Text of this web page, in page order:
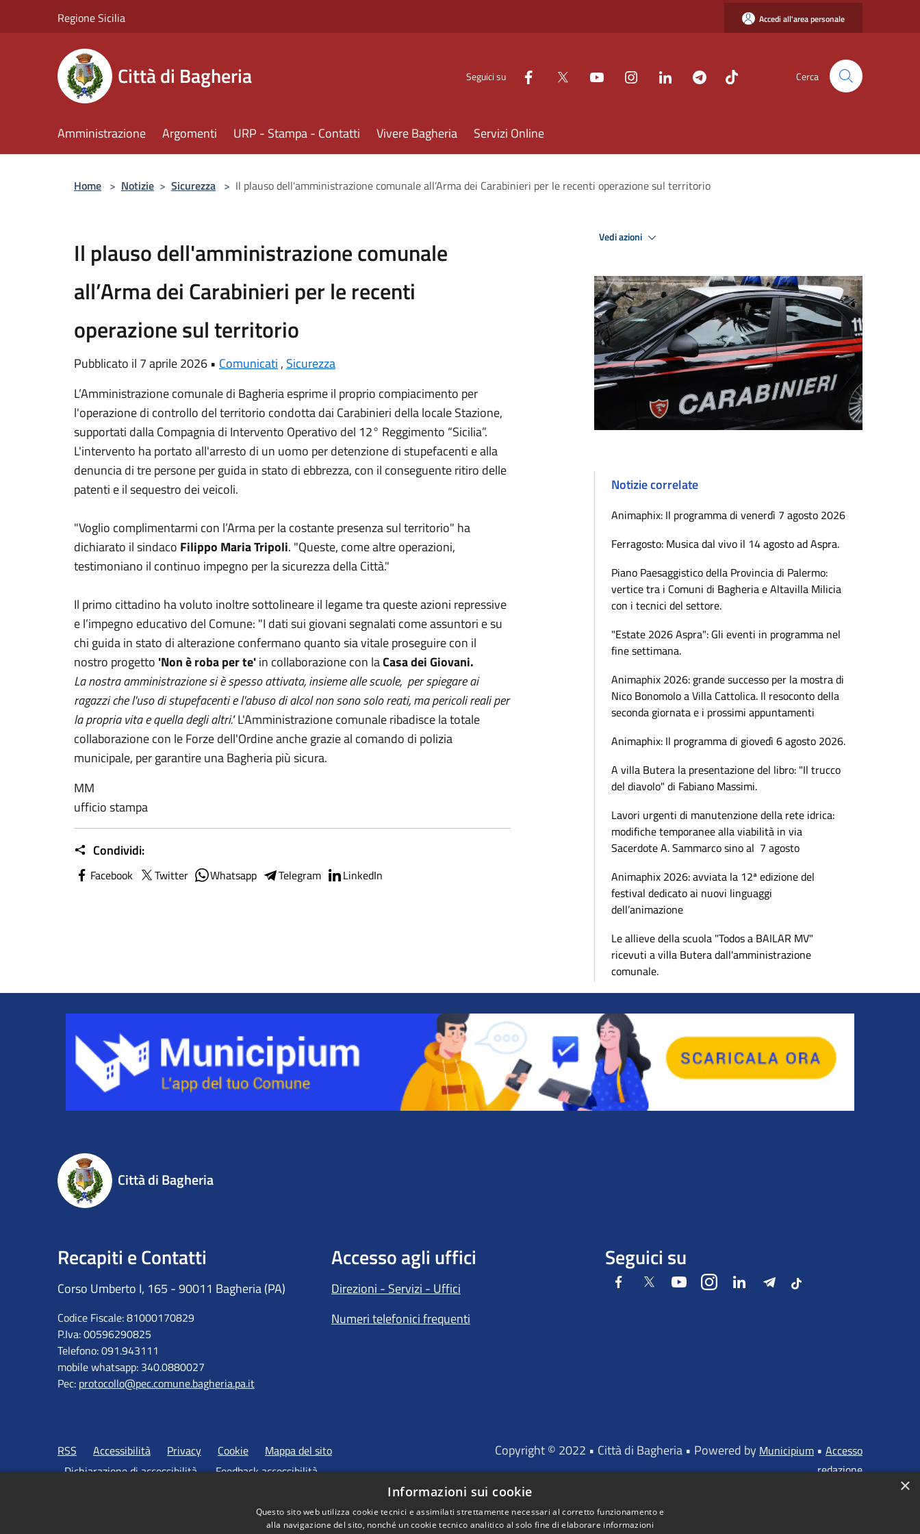
Regione Sicilia Accedi all'area personale
Città di Bagheria Seguici su Cerca
Amministrazione Argomenti URP - Stampa - Contatti Vivere Bagheria Servizi Online
Home > Notizie > Sicurezza > Il plauso dell'amministrazione comunale all’Arma dei Carabinieri per le recenti operazione sul territorio
Il plauso dell'amministrazione comunale
all’Arma dei Carabinieri per le recenti
operazione sul territorio
Pubblicato il 7 aprile 2026 • Comunicati , Sicurezza
L’Amministrazione comunale di Bagheria esprime il proprio compiacimento per
l'operazione di controllo del territorio condotta dai Carabinieri della locale Stazione,
supportati dalla Compagnia di Intervento Operativo del 12° Reggimento “Sicilia”.
L'intervento ha portato all'arresto di un uomo per detenzione di stupefacenti e alla
denuncia di tre persone per guida in stato di ebbrezza, con il conseguente ritiro delle
patenti e il sequestro dei veicoli.
"Voglio complimentarmi con l’Arma per la costante presenza sul territorio" ha
dichiarato il sindaco Filippo Maria Tripoli. "Queste, come altre operazioni,
testimoniano il continuo impegno per la sicurezza della Città."
Il primo cittadino ha voluto inoltre sottolineare il legame tra queste azioni repressive
e l’impegno educativo del Comune: "I dati sui giovani segnalati come assuntori e su
chi guida in stato di alterazione confermano quanto sia vitale proseguire con il
nostro progetto 'Non è roba per te'in collaborazione con laCasa dei Giovani.
La nostra amministrazione si è spesso attivata, insieme alle scuole, per spiegare ai
ragazzi che l'uso di stupefacenti e l'abuso di alcol non sono solo reati, ma pericoli reali per
la propria vita e quella degli altri."L'Amministrazione comunale ribadisce la totale
collaborazione con le Forze dell'Ordine anche grazie al comando di polizia
municipale, per garantire una Bagheria più sicura.
MM
ufficio stampa
Condividi:
Facebook Twitter Whatsapp Telegram LinkedIn
Vedi azioni
Notizie correlate
Animaphix: Il programma di venerdì 7 agosto 2026
Ferragosto: Musica dal vivo il 14 agosto ad Aspra.
Piano Paesaggistico della Provincia di Palermo:
vertice tra i Comuni di Bagheria e Altavilla Milicia
con i tecnici del settore.
"Estate 2026 Aspra": Gli eventi in programma nel
fine settimana.
Animaphix 2026: grande successo per la mostra di
Nico Bonomolo a Villa Cattolica. Il resoconto della
seconda giornata e i prossimi appuntamenti
Animaphix: Il programma di giovedì 6 agosto 2026.
A villa Butera la presentazione del libro: "Il trucco
del diavolo" di Fabiano Massimi.
Lavori urgenti di manutenzione della rete idrica:
modifiche temporanee alla viabilità in via
Sacerdote A. Sammarco sino al 7 agosto
Animaphix 2026: avviata la 12ª edizione del
festival dedicato ai nuovi linguaggi
dell’animazione
Le allieve della scuola "Todos a BAILAR MV"
ricevuti a villa Butera dall'amministrazione
comunale.
Città di Bagheria
Recapiti e Contatti
Corso Umberto I, 165 - 90011 Bagheria (PA)
Codice Fiscale: 81000170829
P.Iva: 00596290825
Telefono: 091.943111
mobile whatsapp: 340.0880027
Pec: protocollo@pec.comune.bagheria.pa.it
Accesso agli uffici
Direzioni - Servizi - Uffici
Numeri telefonici frequenti
Seguici su
FacebookTwitter YoutubeInstagramLinkedIn Telegram
Tiktok
RSS Accessibilità Privacy Cookie
Mappa del sito
Dichiarazione di accessibilità
Feedback accessibilità
Copyright © 2022 • Città di Bagheria • Powered by Municipium • Accesso
redazione
"Portale finanziato dall'UNIONE EUROPEA - FONDI STRUTTURALI
×
Informazioni sui cookie
Questo sito web utilizza cookie tecnici e assimilati strettamente necessari al corretto funzionamento e
alla navigazione del sito, nonché un cookie tecnico analitico al solo fine di elaborare informazioni